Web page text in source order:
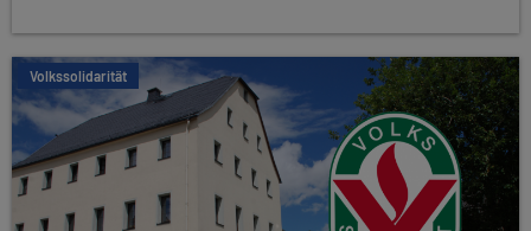
Volkssolidarität